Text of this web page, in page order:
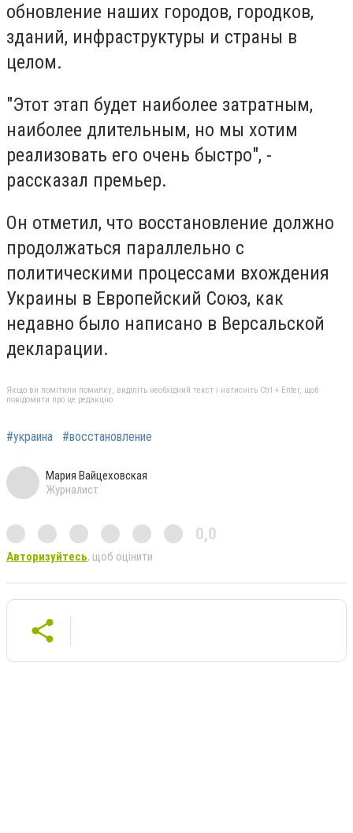
обновление наших городов, городков,
зданий, инфраструктуры и страны в
целом.
"Этот этап будет наиболее затратным,
наиболее длительным, но мы хотим
реализовать его очень быстро", -
рассказал премьер.
Он отметил, что восстановление должно
продолжаться параллельно с
политическими процессами вхождения
Украины в Европейский Союз, как
недавно было написано в Версальской
декларации.
Якщо ви помітили помилку, виділіть необхідний текст і натисніть Ctrl + Enter, щоб
повідомити про це редакцію
#украина #восстановление
Мария Вайцеховская
Журналист
0,0
Авторизуйтесь, щоб оцінити